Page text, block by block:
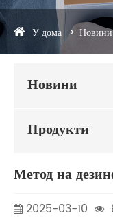
У дома Новини
Новини
Продукти
Метод на
2025-03-10